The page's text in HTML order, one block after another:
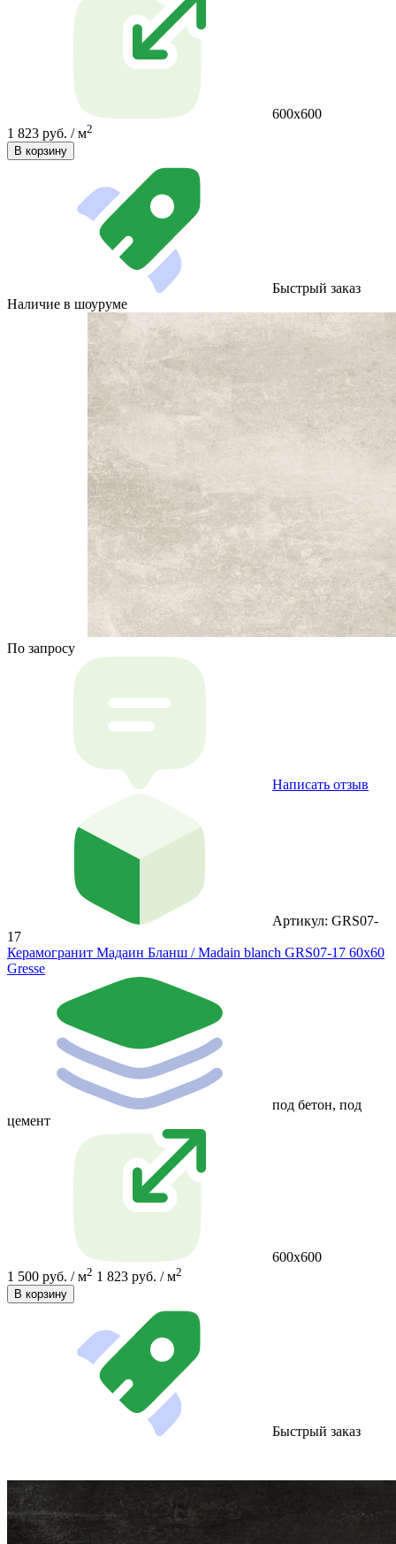
600х600
1 823 руб. / м2
В корзину
Быстрый заказ
Наличие в шоуруме
По запросу
Написать отзыв
Артикул: GRS07-
17
Керамогранит Мадаин Бланш / Madain blanch GRS07-17 60х60
Gresse
под бетон, под
цемент
600х600
1 500 руб. / м2 1 823 руб. / м2
В корзину
Быстрый заказ